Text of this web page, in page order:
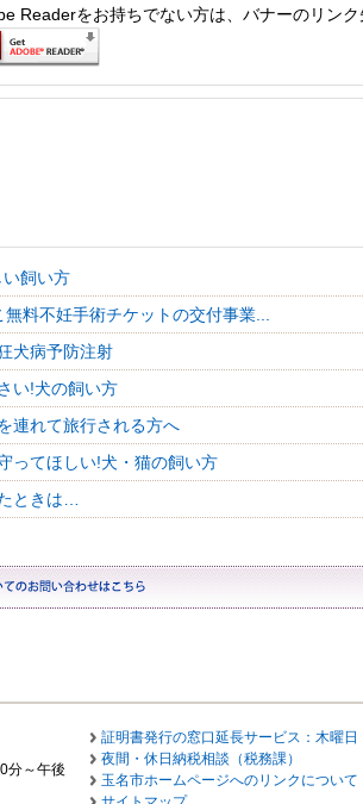
Readerをお持ちでない方は、バナーのリンク
飼い方
無料不妊手術チケットの交付事業...
犬病予防注射
い!犬の飼い方
連れて旅行される方へ
ってほしい!犬・猫の飼い方
ときは…
分～午後
証明書発行の窓口延長サービス：木曜日
夜間・休日納税相談（税務課）
玉名市ホームページへのリンクについて